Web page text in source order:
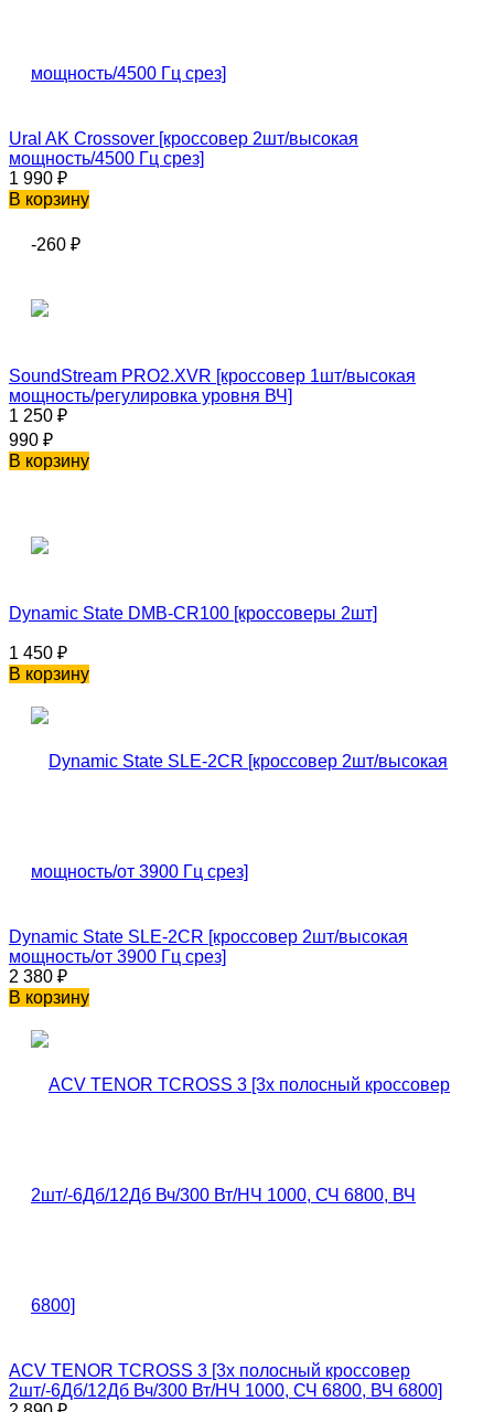
Ural AK Crossover [кроссовер 2шт/высокая
мощность/4500 Гц срез]
1 990 ₽
В корзину
-260 ₽
SoundStream PRO2.XVR [кроссовер 1шт/высокая
мощность/регулировка уровня ВЧ]
1 250 ₽
990 ₽
В корзину
Dynamic State DMB-CR100 [кроссоверы 2шт]
1 450 ₽
В корзину
Dynamic State SLE-2CR [кроссовер 2шт/высокая
мощность/от 3900 Гц срез]
2 380 ₽
В корзину
ACV TENOR TCROSS 3 [3х полосный кроссовер
2шт/-6Дб/12Дб Вч/300 Вт/НЧ 1000, СЧ 6800, ВЧ 6800]